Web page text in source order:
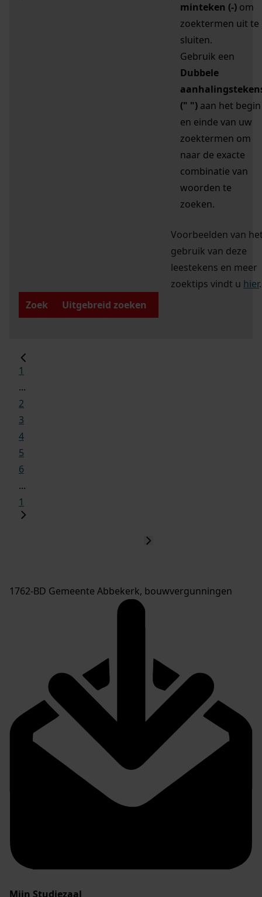
minteken (-) om
zoektermen uit te
sluiten.
Gebruik een
Dubbele
(" ") aan het begin
en einde van uw
zoektermen om
naar de exacte
combinatie van
woorden te
zoeken.
Voorbeelden van
gebruik van deze
leestekens en meer
zoektips vindt u hier.
Zoek
Uitgebreid zoeken
1
...
2
3
4
5
6
...
1
1762-BD Gemeente Abbekerk, bouwvergunningen
Mijn Studiezaal